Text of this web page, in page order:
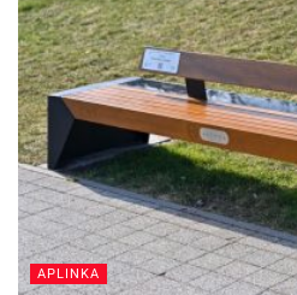
Šaltinis: Panevėžio miesto
Žymos: Panevėžio miesto
APLINKA